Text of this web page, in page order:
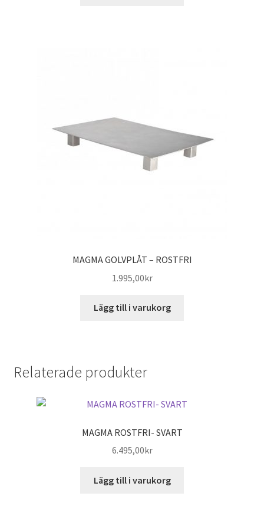
MAGMA GOLVPLÅT – ROSTFRI
1.995,00kr
Lägg till i varukorg
Relaterade produkter
MAGMA ROSTFRI- SVART
6.495,00kr
Lägg till i varukorg